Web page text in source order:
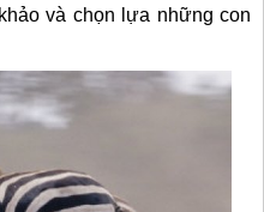
và chọn lựa những con